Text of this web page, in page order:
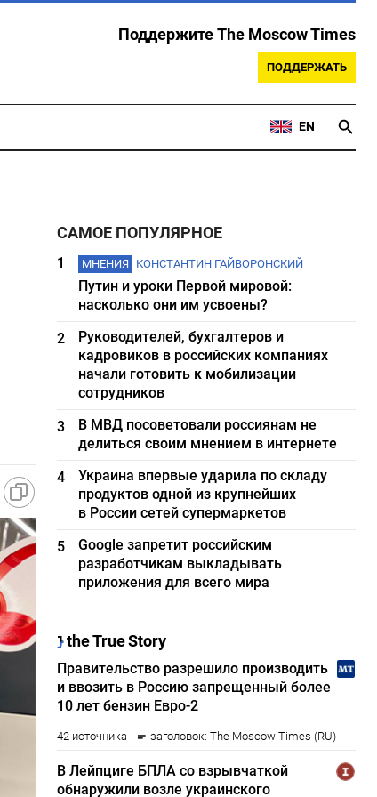
Поддержите The Moscow Times
ПОДДЕРЖАТЬ
EN
САМОЕ ПОПУЛЯРНОЕ
1 МНЕНИЯ КОНСТАНТИН ГАЙВОРОНСКИЙ
Путин и уроки Первой мировой:
насколько они им усвоены?
2
Руководителей, бухгалтеров и
кадровиков в российских компаниях
начали готовить к мобилизации
сотрудников
3
В МВД посоветовали россиянам не
делиться своим мнением в интернете
4
Украина впервые ударила по складу
продуктов одной из крупнейших
в России сетей супермаркетов
5
Google запретит российским
разработчикам выкладывать
приложения для всего мира